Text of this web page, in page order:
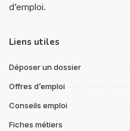
d’emploi.
Liens utiles
Déposer un dossier
Offres d’emploi
Conseils emploi
Fiches métiers